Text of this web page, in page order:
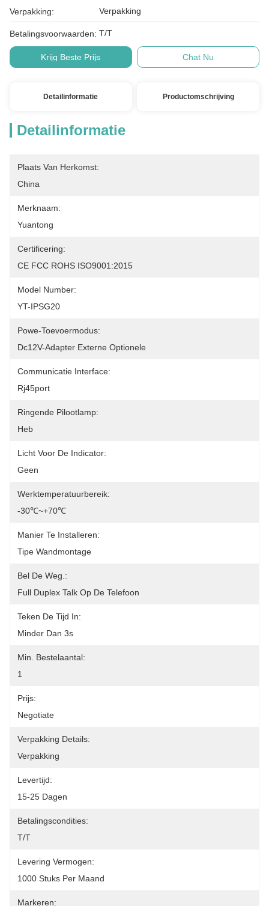
Verpakking: Verpakking
Betalingsvoorwaarden: T/T
Krijg Beste Prijs Chat Nu
Detailinformatie Productomschrijving
Detailinformatie
Plaats Van Herkomst:
China
Merknaam:
Yuantong
Certificering:
CE FCC ROHS ISO9001:2015
Model Number:
YT-IPSG20
Powe-Toevoermodus:
Dc12V-Adapter Externe Optionele
Communicatie Interface:
Rj45port
Ringende Pilootlamp:
Heb
Licht Voor De Indicator:
Geen
Werktemperatuurbereik:
-30℃~+70℃
Manier Te Installeren:
Tipe Wandmontage
Bel De Weg.:
Full Duplex Talk Op De Telefoon
Teken De Tijd In:
Minder Dan 3s
Min. Bestelaantal:
1
Prijs:
Negotiate
Verpakking Details:
Verpakking
Levertijd:
15-25 Dagen
Betalingscondities:
T/T
Levering Vermogen:
1000 Stuks Per Maand
Markeren: